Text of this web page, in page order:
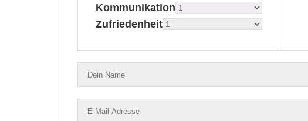
Kommunikation
Zufriedenheit